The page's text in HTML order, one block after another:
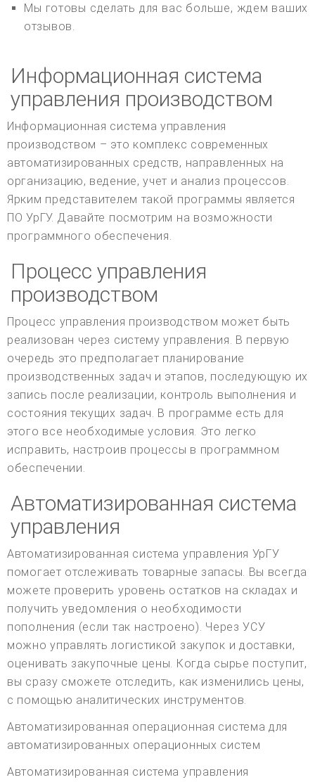
Мы готовы сделать для вас больше, ждем ваших
отзывов.
Информационная система
управления производством
Информационная система управления
производством – это комплекс современных
автоматизированных средств, направленных на
организацию, ведение, учет и анализ процессов.
Ярким представителем такой программы является
ПО УрГУ. Давайте посмотрим на возможности
программного обеспечения.
Процесс управления
производством
Процесс управления производством может быть
реализован через систему управления. В первую
очередь это предполагает планирование
производственных задач и этапов, последующую их
запись после реализации, контроль выполнения и
состояния текущих задач. В программе есть для
этого все необходимые условия. Это легко
исправить, настроив процессы в программном
обеспечении.
Автоматизированная система
управления
Автоматизированная система управления УрГУ
помогает отслеживать товарные запасы. Вы всегда
можете проверить уровень остатков на складах и
получить уведомления о необходимости
пополнения (если так настроено). Через УСУ
можно управлять логистикой закупок и доставки,
оценивать закупочные цены. Когда сырье поступит,
вы сразу сможете отследить, как изменились цены,
с помощью аналитических инструментов.
Автоматизированная операционная система для
автоматизированных операционных систем
Автоматизированная система управления